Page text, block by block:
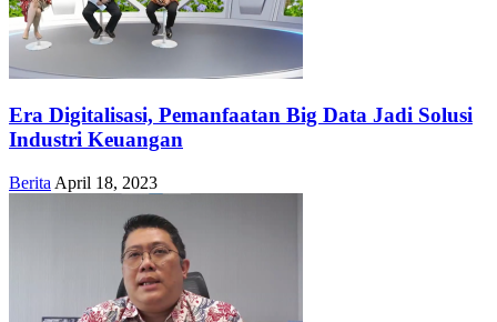
Era Digitalisasi, Pemanfaatan Big Data Jadi Solusi
Industri Keuangan
Berita April 18, 2023